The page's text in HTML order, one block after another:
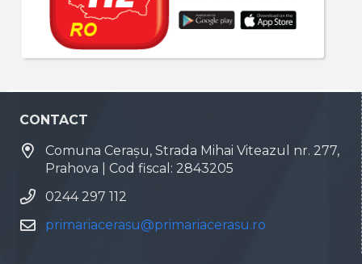
CONTACT
Comuna Cerașu, Strada Mihai Viteazul nr. 277,
Prahova | Cod fiscal: 2843205
0244 297 112
primariacerasu@primariacerasu.ro